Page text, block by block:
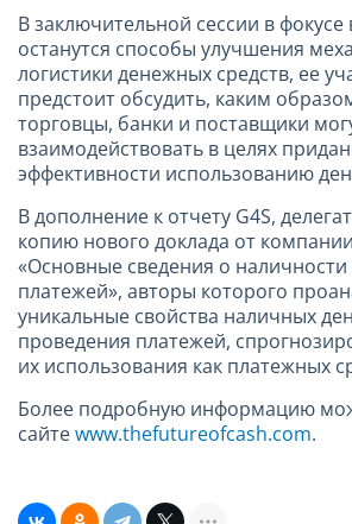
В заключительной сессии в
останутся способы улучшения
логистики денежных средств, ее
предстоит обсудить, каким
торговцы, банки и поставщики
взаимодействовать в целях
эффективности использованию
В дополнение к отчету G4S,
копию нового доклада от
«Основные сведения о
платежей», авторы которого
уникальные свойства наличных
проведения платежей,
их использования как платежных
Более подробную информацию
сайтеwww.thefutureofcash.com.